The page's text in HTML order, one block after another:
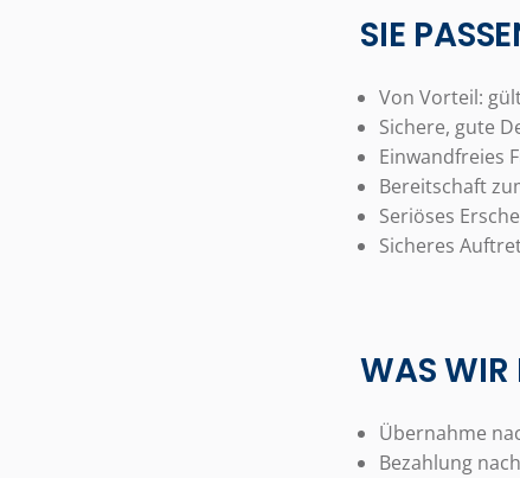
SIE
Von Vorteil:
Sichere, gute
Einwandfreies
Bereitschaft
Seriöses
Sicheres
WAS WIR
Übernahme
Bezahlung